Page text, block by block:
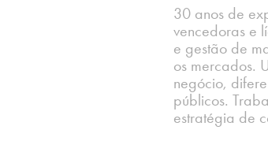
30 anos de
vencedoras e
e gestão de
os mercados.
negócio,
públicos.
estratégia de